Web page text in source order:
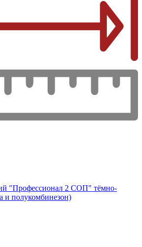
"Профессионал 2 СОП" тёмно-
и полукомбинезон)